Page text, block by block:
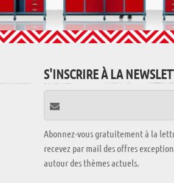
S'INSCRIRE À LA
Abonnez-vous gratuitement à la
recevez par mail des offres
autour des thèmes actuels.